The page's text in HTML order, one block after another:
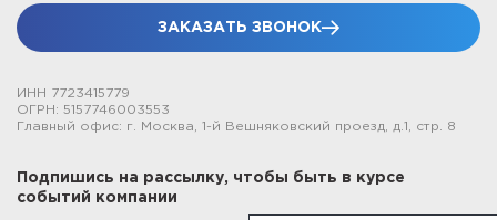
ЗАКАЗАТЬ ЗВОНОК
ИНН 7723415779
ОГРН: 5157746003553
Главный офис: г. Москва, 1-й Вешняковский проезд, д.1, стр. 8
Подпишись на рассылку, чтобы быть в курсе
событий компании